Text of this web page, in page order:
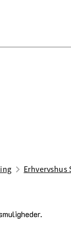
Erhvervshus